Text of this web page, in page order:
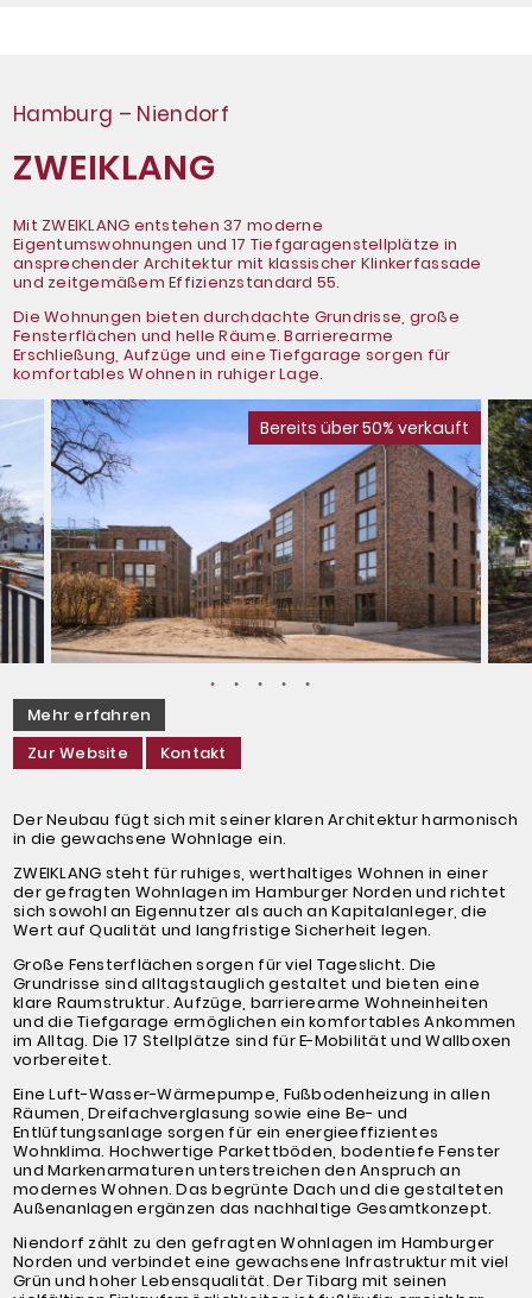
Hamburg – Niendorf
ZWEIKLANG
Mit ZWEIKLANG entstehen 37 moderne
Eigentumswohnungen und 17 Tiefgaragenstellplätze in
ansprechender Architektur mit klassischer Klinkerfassade
und zeitgemäßem Effizienzstandard 55.
Die Wohnungen bieten durchdachte Grundrisse, große
Fensterflächen und helle Räume. Barrierearme
Erschließung, Aufzüge und eine Tiefgarage sorgen für
komfortables Wohnen in ruhiger Lage.
Bereits über 50% verkauft
Mehr erfahren
Zur Website
Kontakt
Der Neubau fügt sich mit seiner klaren Architektur harmonisch
in die gewachsene Wohnlage ein.
ZWEIKLANG steht für ruhiges, werthaltiges Wohnen in einer
der gefragten Wohnlagen im Hamburger Norden und richtet
sich sowohl an Eigennutzer als auch an Kapitalanleger, die
Wert auf Qualität und langfristige Sicherheit legen.
Große Fensterflächen sorgen für viel Tageslicht. Die
Grundrisse sind alltagstauglich gestaltet und bieten eine
klare Raumstruktur. Aufzüge, barrierearme Wohneinheiten
und die Tiefgarage ermöglichen ein komfortables Ankommen
im Alltag. Die 17 Stellplätze sind für E-Mobilität und Wallboxen
vorbereitet.
Eine Luft-Wasser-Wärmepumpe, Fußbodenheizung in allen
Räumen, Dreifachverglasung sowie eine Be- und
Entlüftungsanlage sorgen für ein energieeffizientes
Wohnklima. Hochwertige Parkettböden, bodentiefe Fenster
und Markenarmaturen unterstreichen den Anspruch an
modernes Wohnen. Das begrünte Dach und die gestalteten
Außenanlagen ergänzen das nachhaltige Gesamtkonzept.
Niendorf zählt zu den gefragten Wohnlagen im Hamburger
Norden und verbindet eine gewachsene Infrastruktur mit viel
Grün und hoher Lebensqualität. Der Tibarg mit seinen